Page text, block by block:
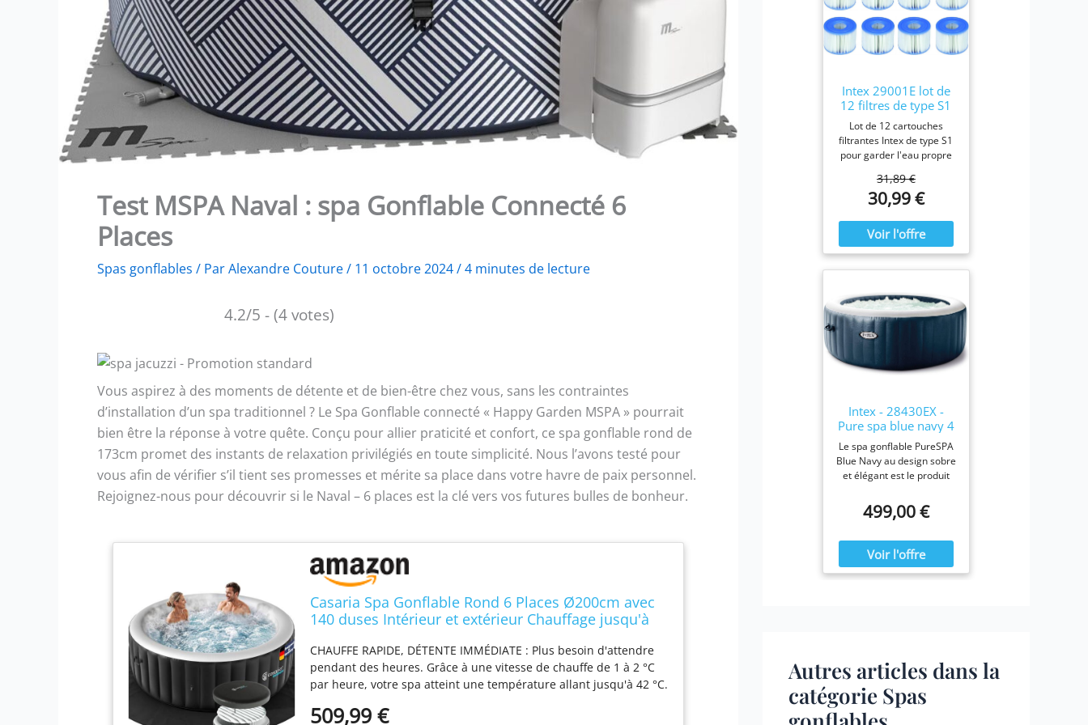
Test MSPA Naval : spa Gonflable Connecté 6
Places
Spas gonflables / ParAlexandre Couture/ 11 octobre 2024/4 minutes de lecture
4.2/5 - (4 votes)
Vous aspirez à des moments de détente et de bien-être chez vous, sans les contraintes
d’installation d’un spa traditionnel ? Le Spa Gonflable connecté « Happy Garden MSPA » pourrait
bien être la réponse à votre quête. Conçu pour allier praticité et confort, ce spa gonflable rond de
173cm promet des instants de relaxation privilégiés en toute simplicité. Nous l’avons testé pour
vous afin de vérifier s’il tient ses promesses et mérite sa place dans votre havre de paix personnel.
Rejoignez-nous pour découvrir si le Naval – 6 places est la clé vers vos futures bulles de bonheur.
Casaria Spa Gonflable Rond 6 Places Ø200cm avec
140 duses Intérieur et extérieur Chauffage jusqu'à
CHAUFFE RAPIDE, DÉTENTE IMMÉDIATE : Plus besoin d'attendre
pendant des heures. Grâce à une vitesse de chauffe de 1 à 2 °C
par heure, votre spa atteint une température allant jusqu'à 42 °C.
plus longtemps. Parfait pour des soirées détente improvisées de
509,99 €
Intex 29001E lot de
12 filtres de type S1
Lot de 12 cartouches
filtrantes Intex de type S1
pour garder l'eau propre
efficacité maximale,
nettoyez les cartouches
remplacez-les une fois par
mois ou plus tôt Il est
fabriqué avec du papier
Dacron résistant facile à
filtration ultime.
Fonctionne avec tous les
modèles Intex PureSpa y
compris 28403E, 28407E,
28443E, 28453E, 28421E,
28423E, 28413E, et
31,89 €
30,99 €
Intex - 28430EX -
Pure spa blue navy 4
places
Le spa gonflable PureSPA
Blue Navy au design sobre
et élégant est le produit
tout au long de l'année.
Ressourcez-vous à la
hiver, confortablement
installé dans votre spa
Blue Navy.
499,00 €
Autres articles dans la
catégorie Spas